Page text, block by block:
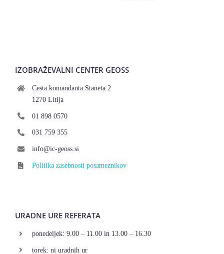
IZOBRAŽEVALNI CENTER GEOSS
Cesta komandanta Staneta 2
1270 Litija
01 898 0570
031 759 355
info@ic-geoss.si
Politika zasebnosti posameznikov
URADNE URE REFERATA
ponedeljek: 9.00 – 11.00 in 13.00 – 16.30
torek: ni uradnih ur